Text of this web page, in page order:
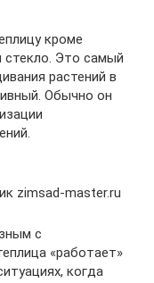
кроме
стекло. Это самый
растений в
Обычно он
zimsad-master.ru
с
«работает»
когда